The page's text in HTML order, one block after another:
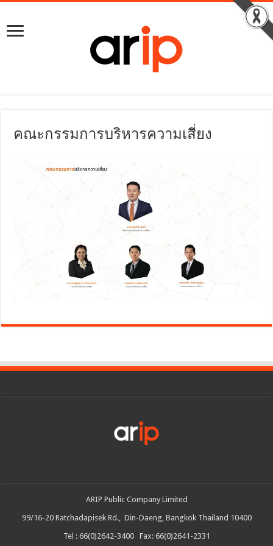
คณะกรรมการบริหารความเสี่ยง
ARIP Public Company Limited
99/16-20 Ratchadapisek Rd., Din-Daeng, Bangkok Thailand 10400
Tel : 66(0)2642-3400 Fax: 66(0)2641-2331